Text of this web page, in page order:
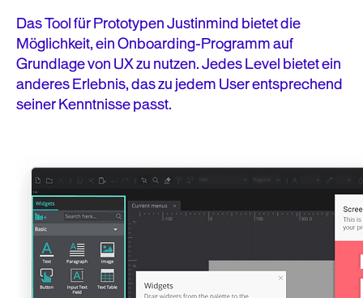
Das Tool für Prototypen Justinmind bietet die
Möglichkeit, ein Onboarding-Programm auf
Grundlage von UX zu nutzen. Jedes Level bietet ein
anderes Erlebnis, das zu jedem User entsprechend
seiner Kenntnisse passt.